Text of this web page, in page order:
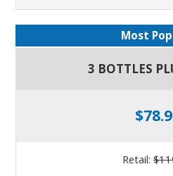
Most
3 BOTTLES
Retail: